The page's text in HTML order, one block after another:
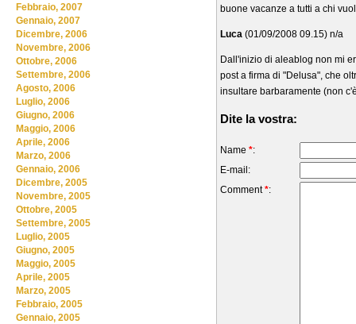
buone vacanze a tutti a chi
Luca (01/09/2008 09.15) n/a
Dall'inizio di aleablog non mi
post a firma di "Delusa", che
insultare barbaramente (non
Dite la vostra:
Name *:
E-mail:
Comment*:
Febbraio, 2007
Gennaio, 2007
Dicembre, 2006
Novembre, 2006
Ottobre, 2006
Settembre, 2006
Agosto, 2006
Luglio, 2006
Giugno, 2006
Maggio, 2006
Aprile, 2006
Marzo, 2006
Gennaio, 2006
Dicembre, 2005
Novembre, 2005
Ottobre, 2005
Settembre, 2005
Luglio, 2005
Giugno, 2005
Maggio, 2005
Aprile, 2005
Marzo, 2005
Febbraio, 2005
Gennaio, 2005